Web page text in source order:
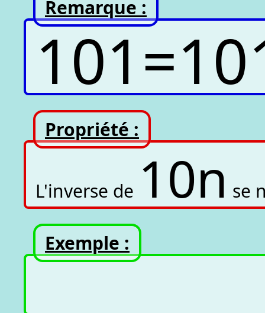
Remarque :
101=10
Propriété :
L'inverse de 10n se
Exemple :